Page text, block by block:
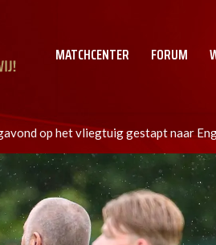
MATCHCENTER FORUM
op het vliegtuig gestapt naar